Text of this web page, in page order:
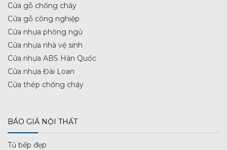
Cửa gỗ chống cháy
Cửa gỗ công nghiệp
Cửa nhựa phòng ngủ
Cửa nhựa nhà vệ sinh
Cửa nhựa ABS Hàn Quốc
Cửa nhựa Đài Loan
Cửa thép chống cháy
BÁO GIÁ NỘI THẤT
Tủ bếp đẹp